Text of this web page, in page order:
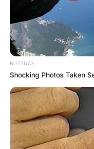
ΤΑ
BUZZDAY
Shocking Photos Taken